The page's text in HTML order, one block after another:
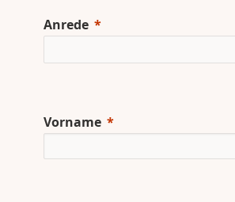
Anrede
Vorname